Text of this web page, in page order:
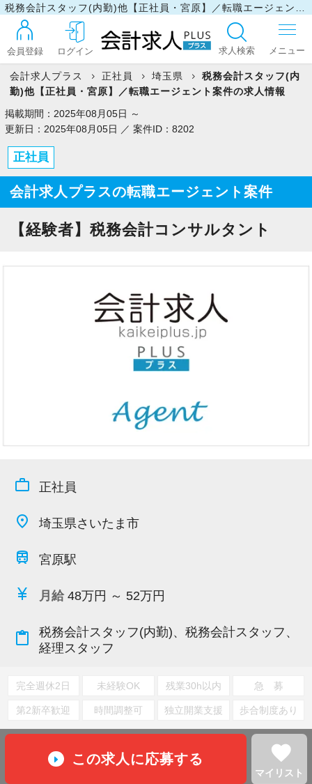
会員登録 ログイン 求人検索
ログイン
今すぐ会員登録
PC版サイトを見る
会計求人プラス 正社員 埼玉県
税務会計スタッフ(内
勤)他【正社員・宮原】／転職エージェント案件の求人情報
掲載期間：2025年08月05日 ～
更新日：2025年08月05日 ／ 案件ID：8202
正社員
会計求人プラスの転職エージェント案件
【経験者】税務会計コンサルタント
work_outline 正社員
place 埼玉県さいたま市
train 宮原駅
currency_yen 月給 48万円 ～ 52万円
content_paste
税務会計スタッフ(内勤)、税務会計スタッフ、
経理スタッフ
完全週休2日 未経験OK 残業30h以内 急 募
第2新卒歓迎 時間調整可 独立開業支援 歩合制度あり
この求人に応募する favorite
マイリスト